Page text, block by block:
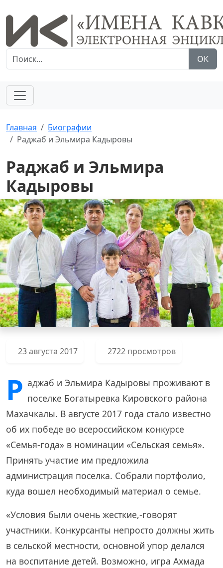
ОК
Главная
Биографии
Раджаб и Эльмира Кадыровы
Раджаб и Эльмира
Кадыровы
23 августа 2017 2722 просмотров
Р аджаб и Эльмира Кадыровы проживают в
поселке Богатыревка Кировского района
Махачкалы. В августе 2017 года стало известно
об их победе во всероссийском конкурсе
«Семья-года» в номинации «Сельская семья».
Принять участие им предложила
администрация поселка. Собрали портфолио,
куда вошел необходимый материал о семье.
«Условия были очень жесткие,-говорят
участники. Конкурсанты непросто должны жить
в сельской местности, основной упор делался
на воспитание детей. Возможно, игра Ахмада